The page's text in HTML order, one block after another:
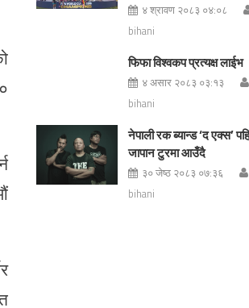
४ श्रावण २०८३ ०४:०८
bihani
फिफा विश्वकप प्रत्यक्ष लाईभ
४ असार २०८३ ०३:१३
bihani
नेपाली रक ब्यान्ड ‘द एक्स’
जापान टुरमा आउँदै
३० जेष्ठ २०८३ ०७:३६
bihani